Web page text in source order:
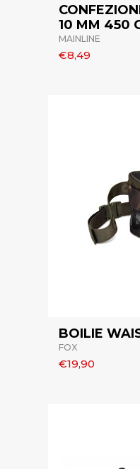
10 MM 450
MAINLINE
€8,49
BOILIE
FOX
€19,90